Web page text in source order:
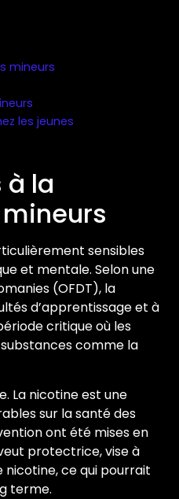
mineurs
les jeunes
à la
sensibles
et mentale. Selon une
(OFDT), la
d’apprentissage et à
critique où les
comme la
La nicotine est une
sur la santé des
ont été mises en
protectrice, vise à
nicotine, ce qui pourrait
terme.